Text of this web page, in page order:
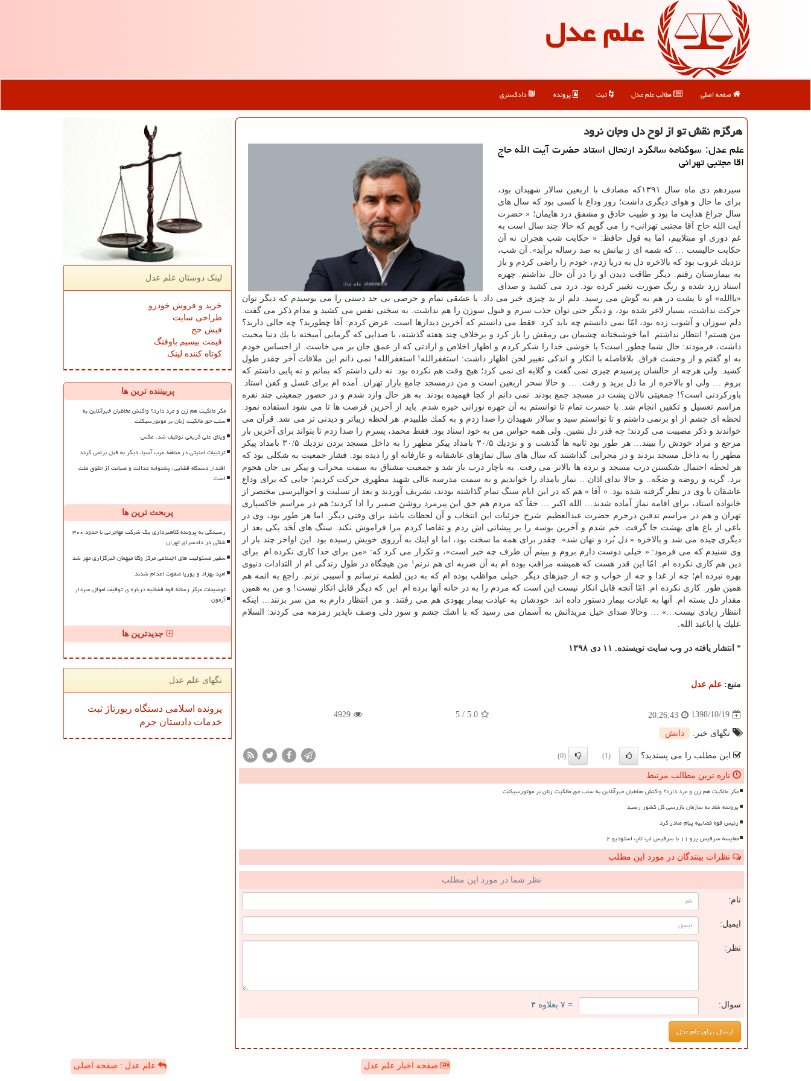
علم عدل
صفحه اصلی مطالب علم عدل ثبت پرونده دادگستری
هرگزم نقش تو از لوح دل وجان نرود
علم عدل: سوگنامه سالگرد ارتحال استاد حضرت آیت الله حاج
اقا مجتبی تهرانی
سیزدهم دی ماه سال ۱۳۹۱كه مصادف با اربعین سالار شهیدان بود،
برای ما حال و هوای دیگری داشت؛ روز وداع با كسی بود كه سال های
سال چراغ هدایت ما بود و طبیب حاذق و مشفق درد هایمان؛ « حضرت
آیت الله حاج آقا مجتبی تهرانی» را می گویم كه حالا چند سال است به
غم دوری او مبتلاییم، اما به قول حافظ: « حكایت شب هجران نه آن
حكایت حالیست … كه شمه ای ز بیانش به صد رساله برآید». آن شب،
نزدیك غروب بود كه بالاخره دل به دریا زدم، خودم را راضی كردم و باز
به بیمارستان رفتم. دیگر طاقت دیدن او را در آن حال نداشتم. چهره
استاد زرد شده و رنگ صورت تغییر كرده بود. درد می كشید و صدای
«یاالله» او تا پشت در هم به گوش می رسید. دلم از بد چیزی خبر می داد. با عشقی تمام و حرصی بی حد دستی را می بوسیدم كه دیگر توان
حركت نداشت، بسیار لاغر شده بود، و دیگر حتی توان جذب سرم و قبول سوزن را هم نداشت. به سختی نفس می كشید و مدام ذكر می گفت.
دلم سوزان و آشوب زده بود، امّا نمی دانستم چه باید كرد. فقط می دانستم كه آخرین دیدارها است. عرض كردم: آقا چطورید؟ چه حالی دارید؟
من هستم! انتظار نداشتم. اما خوشبختانه چشمان بی رمقش را باز كرد و برخلاف چند هفته گذشته، با صدایی كه گرمایی آمیخته با یك دنیا محبت
داشت، فرمودند: حال شما چطور است؟ با خوشی خدا را شكر كردم و اظهار اخلاص و ارادتی كه از عمق جان بر می خاست. از احساس خودم
به او گفتم و از وحشت فراق. بلافاصله با انكار و اندكی تغییر لحن اظهار داشت: استغفرالله! استغفرالله! نمی دانم این ملاقات آخر چقدر طول
كشید. ولی هرچه از حالشان پرسیدم چیزی نمی گفت و گلایه ای نمی كرد؛ هیچ وقت هم نكرده بود. نه دلی داشتم كه بمانم و نه پایی داشتم كه
بروم … ولی او بالاخره از ما دل برید و رفت. … و حالا سحر اربعین است و من درمسجد جامع بازار تهران. آمده ام برای غسل و كفن استاد.
باوركردنی است؟! جمعیتی نالان پشت در مسجد جمع بودند. نمی دانم از كجا فهمیده بودند. به هر حال وارد شدم و در حضور جمعیتی چند نفره
مراسم تغسیل و تكفین انجام شد. با حسرت تمام تا توانستم به آن چهره نورانی خیره شدم. باید از آخرین فرصت ها تا می شود استفاده نمود.
لحظه ای چشم از او برنمی داشتم و تا توانستم سید و سالار شهیدان را صدا زدم و به كمك طلبیدم. هر لحظه زیباتر و دیدنی تر می شد. قرآن می
خواندند و ذكر مصیبت می كردند؛ چه قدر دل نشین. ولی همه حواس من به خود استاد بود. فقط محمد، پسرم را صدا زدم تا بتواند برای آخرین بار
مرجع و مراد خودش را ببیند… هر طور بود ثانیه ها گذشت و و نزدیك ۳۰/۵ بامداد پیكر مطهر را به داخل مسجد بردن نزدیك ۳۰/۵ بامداد پیكر
مطهر را به داخل مسجد بردند و در محرابی گذاشتند كه سال های سال نمازهای عاشقانه و عارفانه او را دیده بود. فشار جمعیت به شكلی بود كه
هر لحظه احتمال شكستن درب مسجد و نرده ها بالاتر می رفت. به ناچار درب باز شد و جمعیت مشتاق به سمت محراب و پیكر بی جان هجوم
برد. گریه و روضه و ضجّه.. و حالا ندای اذان… نماز بامداد را خواندیم و به سمت مدرسه عالی شهید مطهری حركت كردیم؛ جایی كه برای وداع
عاشقان با وی در نظر گرفته شده بود. « آقا » هم كه در این ایام سنگ تمام گذاشته بودند، تشریف آوردند و بعد از تسلیت و احوالپرسی مختصر از
خانواده استاد، برای اقامه نماز آماده شدند… الله اكبر … حقاً كه مردم هم حق این پیرمرد روشن ضمیر را ادا كردند؛ هم در مراسم خاكسپاری
تهران و هم در مراسم تدفین درحرم حضرت عبدالعظیم. شرح جزئیات این انتخاب و آن لحظات باشد برای وقتی دیگر. اما هر طور بود، وی در
باغی از باغ های بهشت جا گرفت. خم شدم و آخرین بوسه را بر پیشانی اش زدم و تقاضا كردم مرا فراموش نكند. سنگ های لَحَد یكی بعد از
دیگری چیده می شد و بالاخره « دل بُرد و نهان شد». چقدر برای همه ما سخت بود، اما او اینك به آرزوی خویش رسیده بود. این اواخر چند بار از
وی شنیدم كه می فرمود: « خیلی دوست دارم بروم و ببینم آن طرف چه خبر است»، و تكرار می كرد كه: «من برای خدا كاری نكرده ام. برای
دین هم كاری نكرده ام. امّا این قدر هست كه همیشه مراقب بوده ام به آن ضربه ای هم نزنم! من هیچگاه در طول زندگی ام از التذاذات دنیوی
بهره نبرده ام؛ چه از غذا و چه از خواب و چه از چیزهای دیگر. خیلی مواظب بوده ام كه به دین لطمه نرسانم و آسیبی نزنم. راجع به ائمه هم
همین طور. كاری نكرده ام. امّا آنچه قابل انكار نیست این است كه مردم را به در خانه آنها برده ام. این كه دیگر قابل انكار نیست! و من به همین
مقدار دل بسته ام. آنها به عیادت بیمار دستور داده اند. خودشان به عیادت بیمار یهودی هم می رفتند. و من انتظار دارم به من سر بزنند… اینكه
انتظار زیادی نیست…» … وحالا صدای خیل مریدانش به آسمان می رسید كه با اشك چشم و سوز دلی وصف ناپذیر زمزمه می كردند: السلام
علیك یا اباعبد الله.
* انتشار یافته در وب سایت نویسنده. ۱۱ دی ۱۳۹۸
منبع: علم عدل
1398/10/19
20:26:43
5.0
/
5
4929
تگهای خبر: دانش
این مطلب را می پسندید؟ (1)
(0)
تازه ترین مطالب مرتبط
مگر مالکیت هم زن و مرد دارد؟ واکنش مخاطبان خبرآنلاین به سلب حق مالکیت زنان بر موتورسیکلت
پرونده شاد به سازمان بازرسی کل کشور رسید
رئیس قوه قضاییه پیام صادر کرد
مقایسه سرفیس پرو ۱۱ با سرفیس لپ تاپ استودیو ۲
نظرات بینندگان در مورد این مطلب
نظر شما در مورد این مطلب
نام:
ایمیل:
نظر:
سوال: = ۷ بعلاوه ۳
لینک دوستان علم عدل
خرید و فروش خودرو
طراحی سایت
فیش حج
قیمت بیسیم باوفنگ
کوتاه کننده لینک
پربیننده ترین ها
مگر مالکیت هم زن و مرد دارد؟ واکنش مخاطبان خبرآنلاین به
سلب حق مالکیت زنان بر موتورسیکلت
ویلای علی کریمی توقیف شد، عکس
ترتیبات امنیتی در منطقه غرب آسیا، دیگر به قبل برنمی گردد
اقتدار دستگاه قضایی، پشتوانه عدالت و صیانت از حقوق ملت
است
پربحث ترین ها
رسیدگی به پرونده کلاهبرداری یک شرکت مهاجرتی با حدود ۳۰۰
شاکی در دادسرای تهران
سفیر مسئولیت های اجتماعی مرکز وکلا میهمان خبرگزاری مهر شد
امید بهزاد و پوریا صفوت اعدام شدند
توضیحات مرکز رسانه قوه قضائیه درباره ی توقیف اموال سردار
آزمون
جدیدترین ها
تگهای علم عدل
پرونده اسلامی دستگاه رپورتاژ ثبت
خدمات دادستان جرم
صفحه اخبار علم عدل علم عدل : صفحه اصلی